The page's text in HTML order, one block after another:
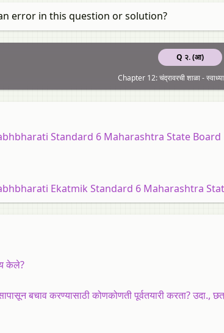
error in this question or solution?
Q २. (आ)
Chapter 12: चंद्रावरची शाळा -
Standard 6 Maharashtra State Board
Ekatmik Standard 6 Maharashtra
केले?
बचाव करण्यासाठी कोणकोणती पूर्वतयारी करता? उदा.,